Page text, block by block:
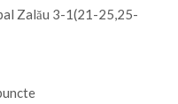
Zalău 3-1(21-25,25-